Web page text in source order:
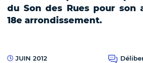
du Son des Rues pour son
18e arrondissement.
JUIN 2012